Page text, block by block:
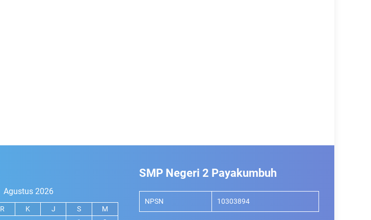
Agustus 2026
R K J S
M
SMP Negeri 2 Payakumbuh
NPSN 10303894